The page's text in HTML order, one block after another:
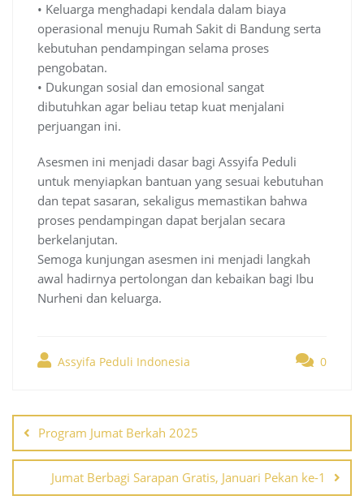
• Keluarga menghadapi kendala dalam biaya
operasional menuju Rumah Sakit di Bandung serta
kebutuhan pendampingan selama proses
pengobatan.
• Dukungan sosial dan emosional sangat
dibutuhkan agar beliau tetap kuat menjalani
perjuangan ini.
Asesmen ini menjadi dasar bagi Assyifa Peduli
untuk menyiapkan bantuan yang sesuai kebutuhan
dan tepat sasaran, sekaligus memastikan bahwa
proses pendampingan dapat berjalan secara
berkelanjutan.
Semoga kunjungan asesmen ini menjadi langkah
awal hadirnya pertolongan dan kebaikan bagi Ibu
Nurheni dan keluarga.
Assyifa Peduli Indonesia 0
navigation
Program Jumat Berkah 2025
Jumat Berbagi Sarapan Gratis, Januari Pekan ke-1